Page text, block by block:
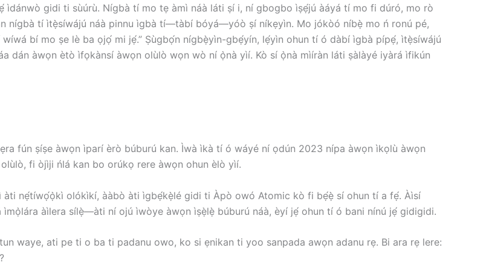
gidi ti sùúrù. Nígbà tí mo tẹ àmì náà láti ṣí i, ní gbogbo ìṣẹ́jú àáyá tí mo fi dúró, mo rò
nígbà tí ìtẹ̀síwájú náà pinnu ìgbà tí—tàbí bóyá—yóò ṣí níkẹyìn. Mo jókòó níbẹ̀ mo ń ronú pé,
bí mo ṣe lè ba ọjọ́ mi jẹ́.” Ṣùgbọ́n nígbẹ̀yìn-gbẹ́yín, lẹ́yìn ohun tí ó dàbí ìgbà pípẹ́, ìtẹ̀síwájú
dán àwọn ètò ìfọkànsí àwọn olùlò wọn wò ní ọ̀nà yìí. Kò sí ọ̀nà mìíràn láti ṣàlàyé iyàrá ìfikún
fún ṣíṣe àwọn ìparí èrò búburú kan. Ìwà ìkà tí ó wáyé ní ọdún 2023 nípa àwọn ìkọlù àwọn
fi òjìji ńlá kan bo orúkọ rere àwọn ohun èlò yìí.
nẹ́tíwọ́ọ̀kì olókìkí, ààbò àti ìgbẹ́kẹ̀lé gidi ti Àpò owó Atomic kò fi bẹ́ẹ̀ sí ohun tí a fẹ́. Àìsí
àìlera sílẹ̀—àti ní ojú ìwòye àwọn ìṣẹ̀lẹ̀ búburú náà, èyí jẹ́ ohun tí ó bani nínú jẹ́ gidigidi.
waye, ati pe ti o ba ti padanu owo, ko si ẹnikan ti yoo sanpada awọn adanu rẹ. Bi ara rẹ lere: